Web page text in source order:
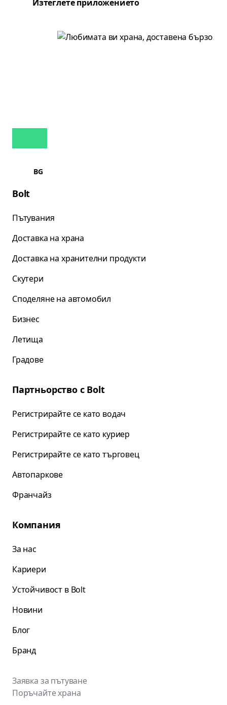
Изтеглете приложението
BG
Bolt
Пътувания
Доставка на храна
Доставка на хранителни продукти
Скутери
Споделяне на автомобил
Бизнес
Летища
Градове
Партньорство с Bolt
Регистрирайте се като водач
Регистрирайте се като куриер
Регистрирайте се като търговец
Автопаркове
Франчайз
Компания
За нас
Кариери
Устойчивост в Bolt
Новини
Блог
Бранд
Заявка за пътуване
Поръчайте храна